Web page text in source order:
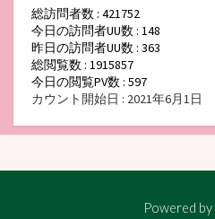
総訪問者数 : 421752
今日の訪問者UU数 : 148
昨日の訪問者UU数 : 363
総閲覧数 : 1915857
今日の閲覧PV数 : 597
カウント開始日 : 2021年6月1日
Powered by